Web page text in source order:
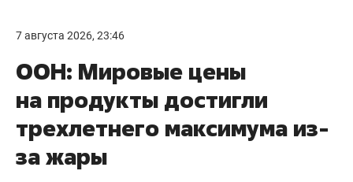
7 августа 2026, 23:46
ООН: Мировые цены
на продукты достигли
трехлетнего максимума из-
за жары